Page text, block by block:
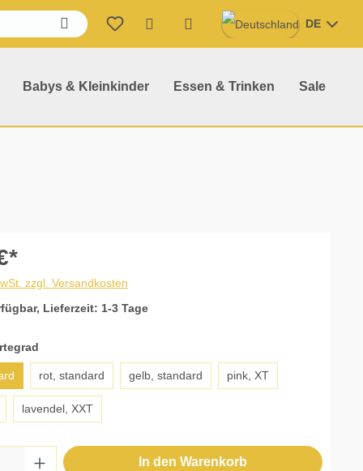
Babys & Kleinkinder Essen & Trinken Sale
Warenkorb enthält 0
DE
zzgl. Versandkosten
Lieferzeit: 1-3 Tage
auswählen
rot, standard gelb, standard pink, XT
lavendel, XXT
Gib den gewünschten Wert ein
In den Warenkorb